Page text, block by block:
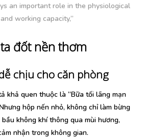
an important role in the physiological
working capacity,”
đốt nền thơm
chịu cho căn phòng
khả quen thuộc là “Bữa tối lãng mạn
hộp nến nhỏ, không chỉ làm bừng
không khí thông qua mùi hương,
nhận trong không gian.